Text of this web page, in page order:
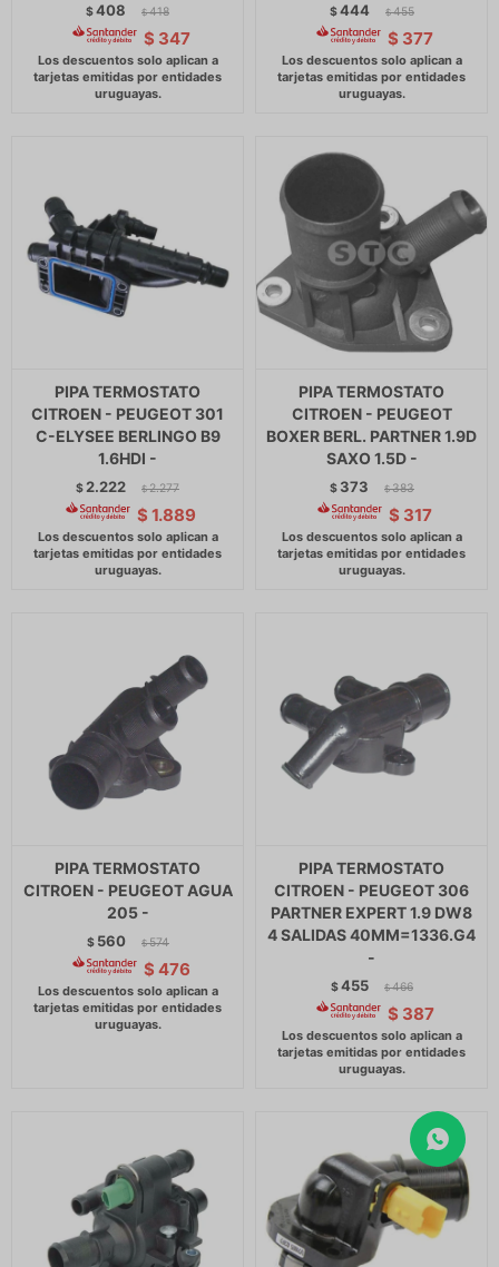
$408 $ 418
$ 347
$444 $ 455
$ 377
PIPA TERMOSTATO
CITROEN - PEUGEOT 301
C-ELYSEE BERLINGO B9
1.6HDI -
$ 2.222 $ 2.277
$ 1.889
PIPA TERMOSTATO
CITROEN - PEUGEOT
BOXER BERL. PARTNER 1.9D
SAXO 1.5D -
$ 373 $ 383
$ 317
PIPA TERMOSTATO
CITROEN - PEUGEOT AGUA
205 -
$ 560 $ 574
$ 476
PIPA TERMOSTATO
CITROEN - PEUGEOT 306
PARTNER EXPERT 1.9 DW8
4 SALIDAS 40MM=1336.G4
-
$455 $ 466
$ 387